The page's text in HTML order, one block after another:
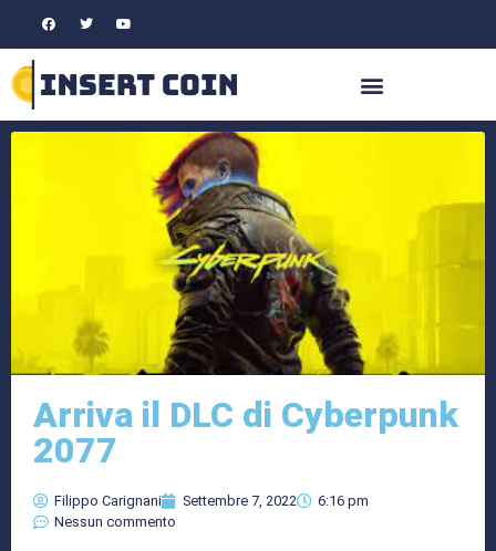
Arriva il DLC di Cyberpunk
2077
Filippo Carignani Settembre 7, 2022
6:16 pm
Nessun commento